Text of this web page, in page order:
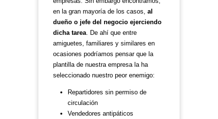
en la gran mayoría de los casos, al
dueño o jefe del negocio ejerciendo
dicha tarea. De ahí que entre
amiguetes, familiares y similares en
ocasiones podríamos pensar que la
plantilla de nuestra empresa la ha
seleccionado nuestro peor enemigo:
Repartidores sin permiso de
circulación
Vendedores antipáticos